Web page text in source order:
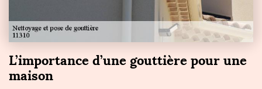
L’importance d’une gouttière pour une
maison